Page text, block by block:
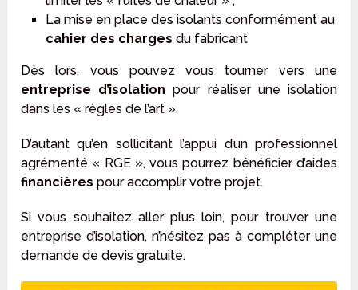
La mise en place des isolants conformément au
cahier des charges du fabricant
Dès lors, vous pouvez vous tourner vers une
entreprise d’isolation pour réaliser une isolation
dans les « règles de l’art ».
D’autant qu’en sollicitant l’appui d’un professionnel
agrémenté « RGE », vous pourrez bénéficier d’aides
financières pour accomplir votre projet.
Si vous souhaitez aller plus loin, pour trouver une
entreprise d’isolation, n’hésitez pas à compléter une
demande de devis gratuite.